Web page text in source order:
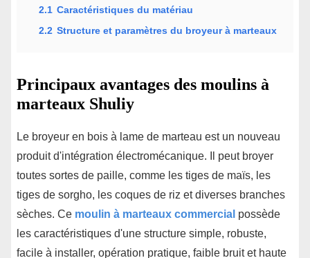
2.1 Caractéristiques du matériau
2.2 Structure et paramètres du broyeur à marteaux
Principaux avantages des moulins à
marteaux Shuliy
Le broyeur en bois à lame de marteau est un nouveau
produit d'intégration électromécanique. Il peut broyer
toutes sortes de paille, comme les tiges de maïs, les
tiges de sorgho, les coques de riz et diverses branches
sèches. Ce moulin à marteaux commercial possède
les caractéristiques d'une structure simple, robuste,
facile à installer, opération pratique, faible bruit et haute